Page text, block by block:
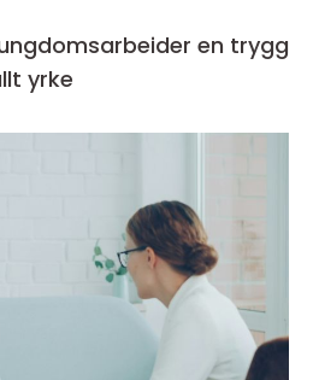
en trygg
yrke